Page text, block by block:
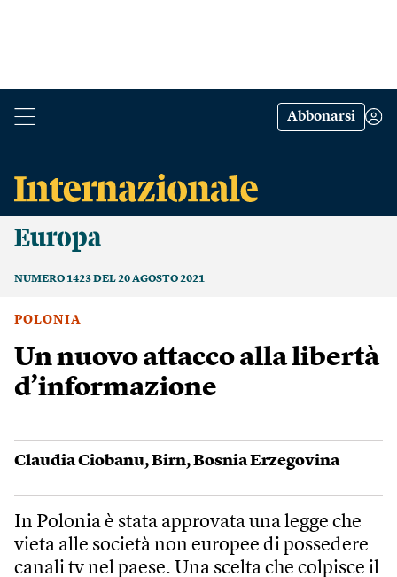
Abbonarsi
Europa
NUMERO 1423 DEL 20 AGOSTO 2021
POLONIA
Un nuovo attacco alla libertà
d’informazione
Claudia Ciobanu,Birn,Bosnia Erzegovina
In Polonia è stata approvata una legge che
vieta alle società non europee di possedere
canali tv nel paese. Una scelta che colpisce il